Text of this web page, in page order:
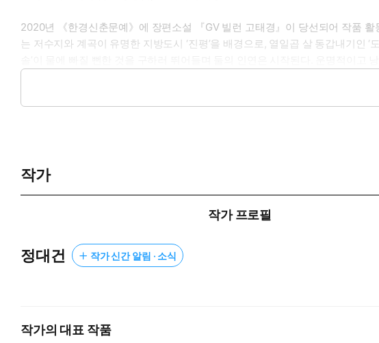
2020년 《한경신춘문예》에 장편소설 『GV 빌런 고태경』이 당선되어 작품
는 저수지와 계곡이 유명한 지방도시 ‘진평’을 배경으로, 열일곱 살 동갑내기인
아빠가 불륜 관계인 듯한 정황이 드러나고 이에 화가 난 도담은 그 둘이 은밀히
에서 오직 서로가 전부이던, 나누지 못할 비밀이 없던 도담과 해솔의 관계와 삶
작가
작가 프로필
정대건 작가 신간 알림 · 소식
작가의 대표 작품